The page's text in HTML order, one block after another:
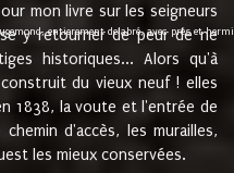
entierement delabré, avec près et
mon livre sur les seigneurs
y retourner de peur de ne
historiques... Alors qu'à
du vieux neuf ! elles
1838, la voute et l'entrée de
d'accès, les murailles,
les mieux conservées.